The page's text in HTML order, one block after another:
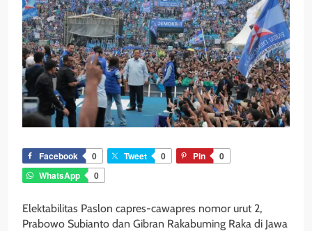
Facebook 0 Tweet 0 Pin
0
WhatsApp
0
Elektabilitas Paslon capres-cawapres nomor urut 2,
Prabowo Subianto dan Gibran Rakabuming Raka di Jawa